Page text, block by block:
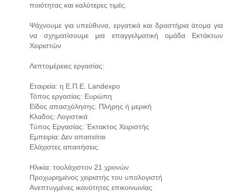
ποιότητας και καλύτερες τιμές.
Ψάχνουμε για υπεύθυνα, εργατικά και δραστήρια άτομα για
να σχηματίσουμε μια επαγγελματική ομάδα Εκτάκτων
Χειριστών
Λεπτομέρειες εργασίας:
Εταιρεία: η Ε.Π.Ε. Landexpo
Τόπος εργασίας: Ευρώπη
Είδος απασχόλησης: Πλήρης ή μερική
Κλαδος: Λογιστικά
Τύπος Εργασίας: Έκτακτος Χειριστής
Εμπειρία: Δεν απαιτείται
Ελάχιστες απαιτήσεις:
Ηλικία: τουλάχιστον 21 χρονών
Προχωρημένος χειριστής του υπολογιστή
Ανεπτυγμένες ικανότητες επικοινωνίας